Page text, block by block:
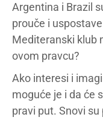
Argentina i Brazil
prouče i
Mediteranski klub
ovom pravcu?
Ako interesi i
moguće je i da će
pravi put. Snovi